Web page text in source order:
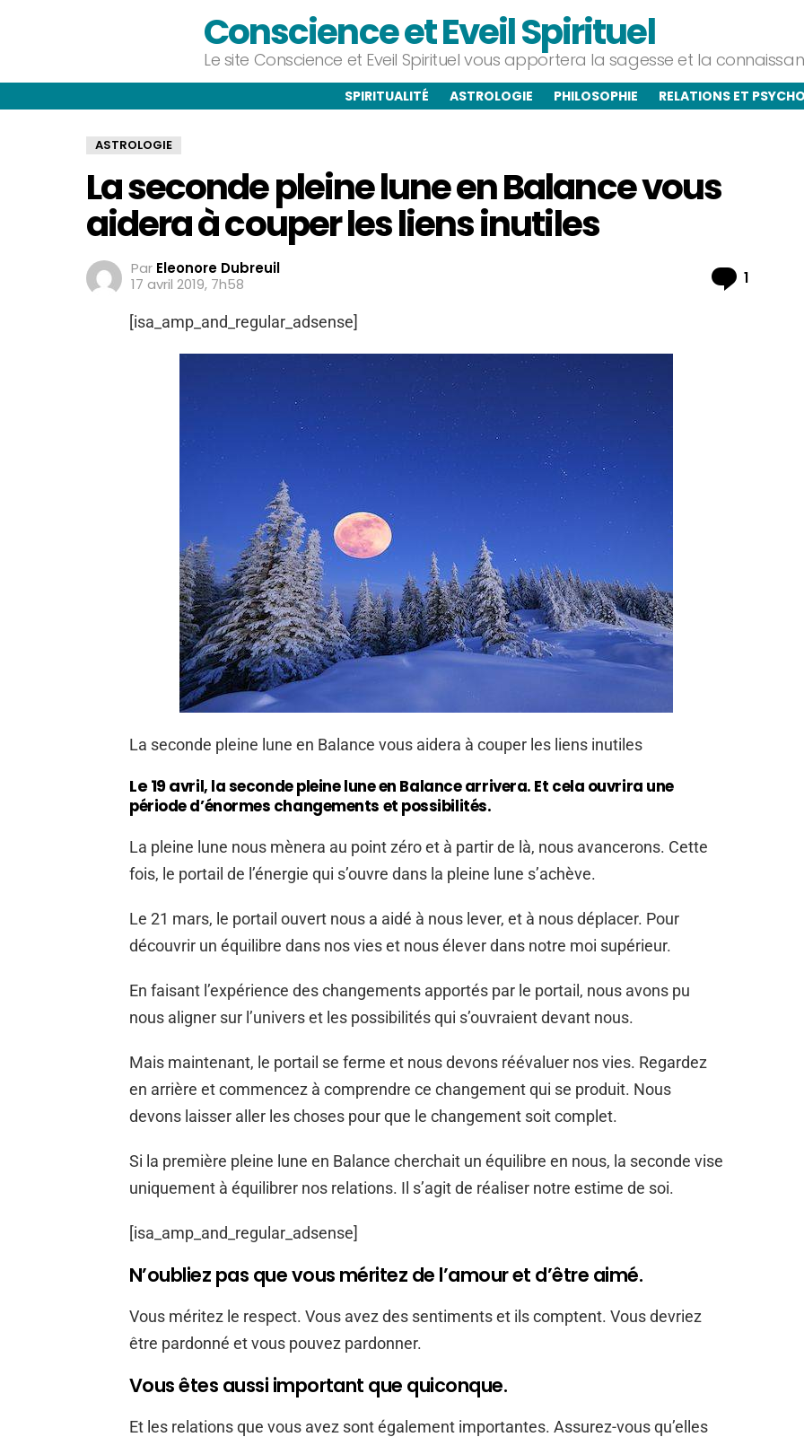
Conscience et Eveil Spirituel
Le site Conscience et Eveil Spirituel vous apportera la sagesse et la
SPIRITUALITÉ ASTROLOGIE PHILOSOPHIE RELATIONS ET
ASTROLOGIE
La seconde pleine lune en Balance vous
aidera à couper les liens inutiles
Par Eleonore Dubreuil
17 avril 2019, 7h58
1
[isa_amp_and_regular_adsense]
La seconde pleine lune en Balance vous aidera à couper les liens inutiles
Le 19 avril, la seconde pleine lune en Balance arrivera. Et cela ouvrira une
période d’énormes changements et possibilités.
La pleine lune nous mènera au point zéro et à partir de là, nous avancerons. Cette
fois, le portail de l’énergie qui s’ouvre dans la pleine lune s’achève.
Le 21 mars, le portail ouvert nous a aidé à nous lever, et à nous déplacer. Pour
découvrir un équilibre dans nos vies et nous élever dans notre moi supérieur.
En faisant l’expérience des changements apportés par le portail, nous avons pu
nous aligner sur l’univers et les possibilités qui s’ouvraient devant nous.
Mais maintenant, le portail se ferme et nous devons réévaluer nos vies. Regardez
en arrière et commencez à comprendre ce changement qui se produit. Nous
devons laisser aller les choses pour que le changement soit complet.
Si la première pleine lune en Balance cherchait un équilibre en nous, la seconde vise
uniquement à équilibrer nos relations. Il s’agit de réaliser notre estime de soi.
[isa_amp_and_regular_adsense]
N’oubliez pas que vous méritez de l’amour et d’être aimé.
Vous méritez le respect. Vous avez des sentiments et ils comptent. Vous devriez
être pardonné et vous pouvez pardonner.
Vous êtes aussi important que quiconque.
Et les relations que vous avez sont également importantes. Assurez-vous qu’elles